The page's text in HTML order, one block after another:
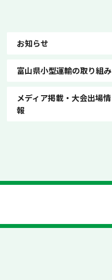
お知らせ
富山県小型運輸の取り組み
メディア掲載・大会出場情
報